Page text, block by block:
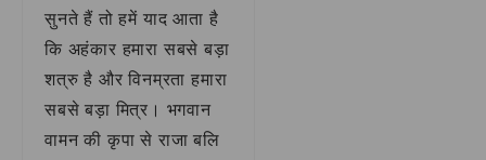
सुनते हैं तो हमें याद आता है
कि अहंकार हमारा सबसे बड़ा
शत्रु है और विनम्रता हमारा
सबसे बड़ा मित्र। भगवान
वामन की कृपा से राजा बलि